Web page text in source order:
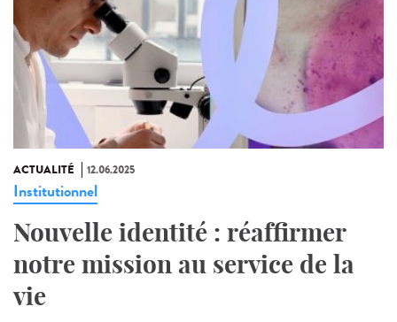
ACTUALITÉ 12.06.2025
Institutionnel
Nouvelle identité : réaffirmer
notre mission au service de la
vie